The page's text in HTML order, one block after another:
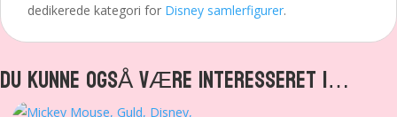
dedikerede kategori for Disney samlerfigurer.
DU KUNNE OGSÅ VÆRE INTERESSERET I…